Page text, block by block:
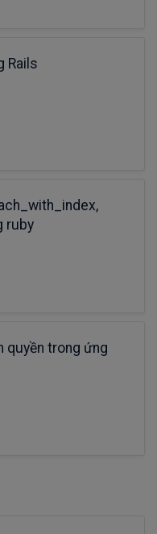
Rails
ruby
quyền trong ứng